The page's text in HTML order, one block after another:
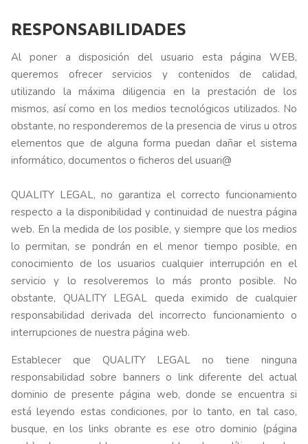
RESPONSABILIDADES
Al poner a disposición del usuario esta página WEB,
queremos ofrecer servicios y contenidos de calidad,
utilizando la máxima diligencia en la prestación de los
mismos, así como en los medios tecnológicos utilizados. No
obstante, no responderemos de la presencia de virus u otros
elementos que de alguna forma puedan dañar el sistema
informático, documentos o ficheros del usuari@
QUALITY LEGAL, no garantiza el correcto funcionamiento
respecto a la disponibilidad y continuidad de nuestra página
web. En la medida de los posible, y siempre que los medios
lo permitan, se pondrán en el menor tiempo posible, en
conocimiento de los usuarios cualquier interrupción en el
servicio y lo resolveremos lo más pronto posible. No
obstante, QUALITY LEGAL queda eximido de cualquier
responsabilidad derivada del incorrecto funcionamiento o
interrupciones de nuestra página web.
Establecer que QUALITY LEGAL no tiene ninguna
responsabilidad sobre banners o link diferente del actual
dominio de presente página web, donde se encuentra si
está leyendo estas condiciones, por lo tanto, en tal caso,
busque, en los links obrante es ese otro dominio (página